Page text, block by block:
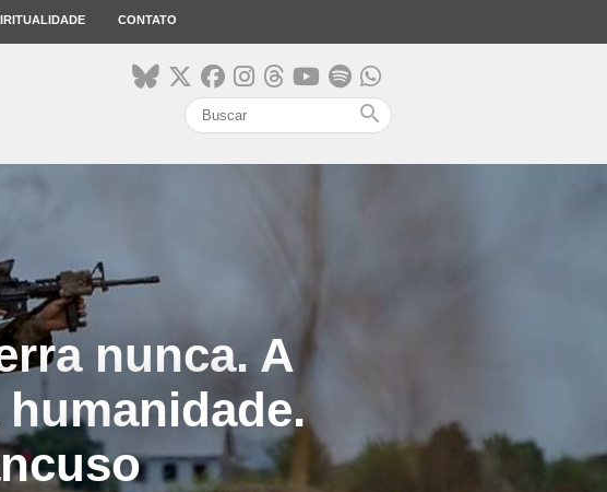
CONTATO
search
nunca. A